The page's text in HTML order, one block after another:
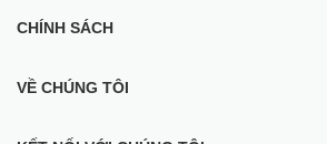
CHÍNH SÁCH
VỀ CHÚNG TÔI